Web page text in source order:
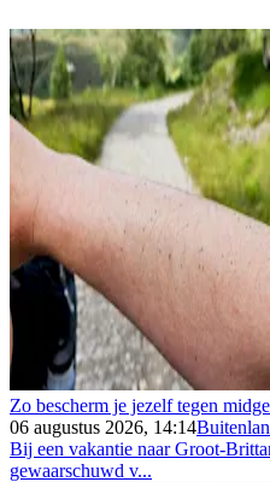
Zo bescherm je jezelf tegen
06 augustus 2026, 14:14
Bij een vakantie naar Groot-
gewaarschuwd v...